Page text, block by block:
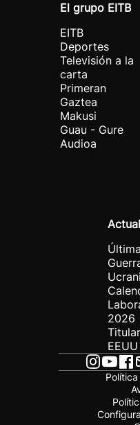
El grupo EITB
EITB
Deportes
Televisión a la
carta
Primeran
Gaztea
Makusi
Guau - Gure
Audioa
2026